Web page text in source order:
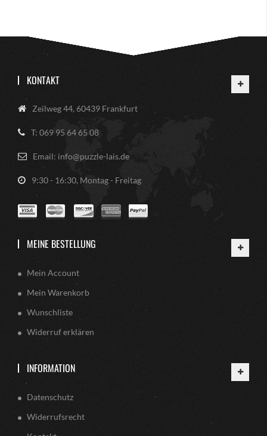
KONTAKT
Zeilweg 44, 60439 Frankfurt
T: 069 95 64 65 08
Email: info@puzzle-lais.de
9:30 - 16:30, Montag - Freitag
MEINE BESTELLUNG
Mein Account
Mein Warenkorb
Wunschliste
Widerruf erklären
INFORMATION
Datenschutz
Widerrufsrecht